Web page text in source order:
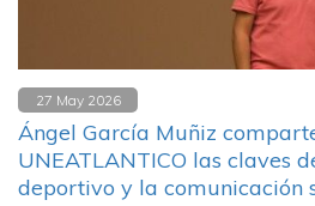
27 May 2026
Ángel García Muñiz
UNEATLANTICO las claves
deportivo y la comunicación